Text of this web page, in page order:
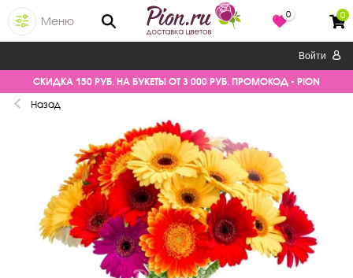
Меню
0 0
Войти
СКИДКА 150 РУБ. НА БУКЕТЫ ОТ 3 000 РУБ. ПРОМОКОД - PION
Назад